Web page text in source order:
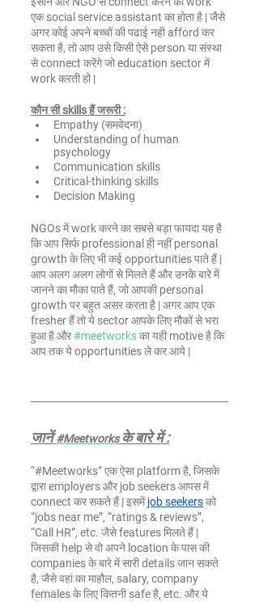
एक social service assistant का होता है | जैसे
अगर कोई अपने बच्चों की पढाई नही afford कर
सकता है, तो आप उसे किसी ऐसे person या संस्था
से connect करेंगे जो education sector में
work करती हो |
कौन सी skills हैं जरूरी :
Empathy (समवेदना)
Understanding of human
psychology
Communication skills
Critical-thinking skills
Decision Making
NGOs में work करने का सबसे बड़ा फायदा यह है
कि आप सिर्फ professional ही नहीं personal
growth के लिए भी कई opportunities पाते हैं |
आप अलग अलग लोगों से मिलते हैं और उनके बारे में
जानने का मौका पाते हैं, जो आपकी personal
growth पर बहुत असर करता है | अगर आप एक
fresher हैं तो ये sector आपके लिए मौकों से भरा
हुआ है और #meetworks का यही motive है कि
आप तक ये opportunities ले कर आये |
जानें #Meetworks के बारे में :
“#Meetworks” एक ऐसा platform है, जिसके
द्वारा employers और job seekers आपस में
connect कर सकते हैं | इसमें job seekers को
“jobs near me”, “ratings & reviews”,
“Call HR”, etc. जैसे features मिलते हैं |
जिसकी help से वो अपने location के पास की
companies के बारे में सारी details जान सकते
है, जैसे वहां का माहौल, salary, company
females के लिए कितनी safe है, etc. और ये